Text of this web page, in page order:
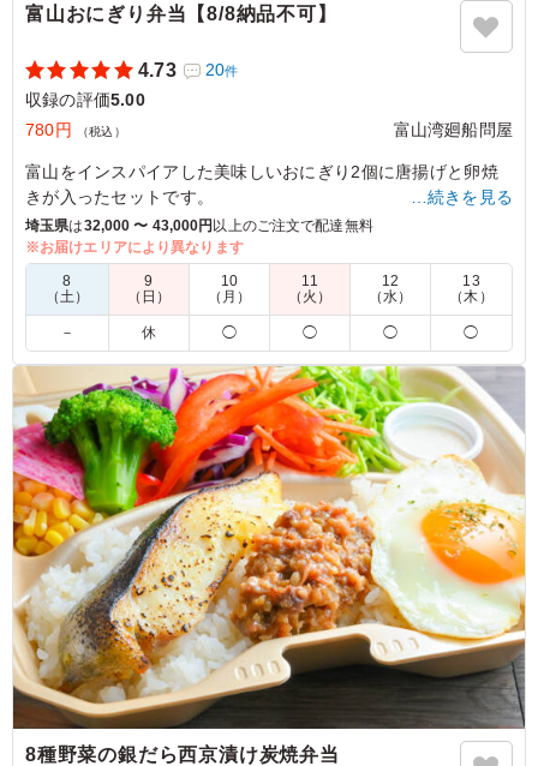
富山おにぎり弁当【8/8納品不可】
4.73 20件
収録の評価5.00
780円
（税込） 富山湾廻船問屋
富山をインスパイアした美味しいおにぎり2個に唐揚げと卵焼
きが入ったセットです。
※具材指定の場合はご飯の種類プルダウンからお選びくださ
い。
5.0 有限会社ドラゴンエンタテインメント
富山ブラックは味がしっかりとついており、私含め若手
ADから年配の技術さんと幅広い世代に好評でした！ どの
魚もしっかりと味がついており、とても美味しかったで
す！ 想像よりボリューミーで腹持ちもよかったです！
ご利用シーン：ロケ・撮影›収録
東京都目黒区中目黒2026/02/26
…続きを見る
埼玉県は32,000 〜 43,000円 以上のご注文で配達無料
※お届けエリアにより異なります
8
（土）
9
（日）
10
（月）
11
（火）
12
（水）
13
（木）
－ 休 ◯ ◯ ◯ ◯
8種野菜の銀だら西京漬け炭焼弁当